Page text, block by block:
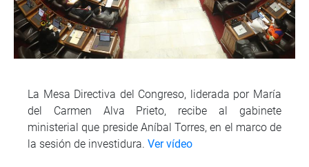
La Mesa Directiva del Congreso, liderada por María
del Carmen Alva Prieto, recibe al gabinete
ministerial que preside Aníbal Torres, en el marco de
la sesión de investidura. Ver vídeo